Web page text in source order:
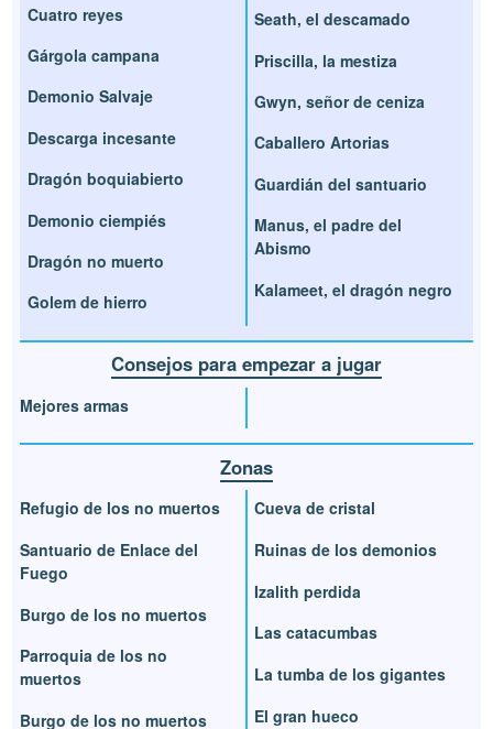
Cuatro reyes
Gárgola campana
Demonio Salvaje
Descarga incesante
Dragón boquiabierto
Demonio ciempiés
Dragón no muerto
Golem de hierro
Seath, el descamado
Priscilla, la mestiza
Gwyn, señor de ceniza
Caballero Artorias
Guardián del santuario
Manus, el padre del
Abismo
Kalameet, el dragón negro
Consejos para empezar a jugar
Mejores armas
Zonas
Refugio de los no muertos
Santuario de Enlace del
Fuego
Burgo de los no muertos
Parroquia de los no
muertos
Burgo de los no muertos
Cueva de cristal
Ruinas de los demonios
Izalith perdida
Las catacumbas
La tumba de los gigantes
El gran hueco